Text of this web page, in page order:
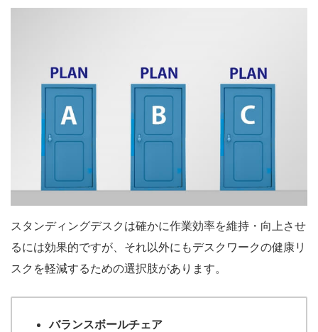
スタンディングデスクは確かに作業効率を維持・向上させ
るには効果的ですが、それ以外にもデスクワークの健康リ
スクを軽減するための選択肢があります。
バランスボールチェア